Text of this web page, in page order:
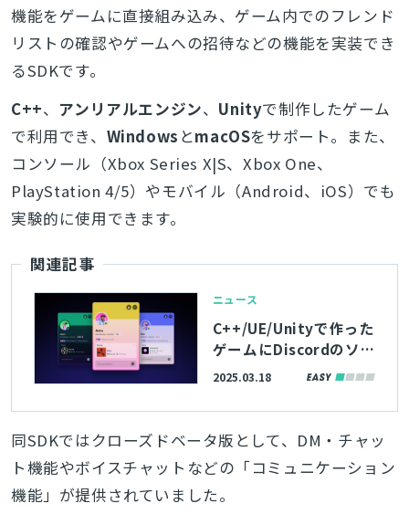
機能をゲームに直接組み込み、ゲーム内でのフレンド
リストの確認やゲームへの招待などの機能を実装でき
るSDKです。
C++、 アンリアルエンジン、 Unityで制作したゲーム
で利用でき、 Windows とmacOSをサポート。また、
コンソール（Xbox Series X|S、Xbox One、
PlayStation 4/5）やモバイル（Android、iOS）でも
実験的に使用できます。
関連記事
ニュース
C++/UE/Unityで作った
ゲームにDiscordのソー
シャル機能を組み込め
Social SDK」が無償で
公開
2025.03.18
同SDKではクローズドベータ版として、DM・チャッ
ト機能やボイスチャットなどの「コミュニケーション
機能」が提供されていました。